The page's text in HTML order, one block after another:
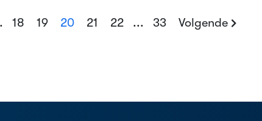
18 19 20 21 22 ... 33 Volgende